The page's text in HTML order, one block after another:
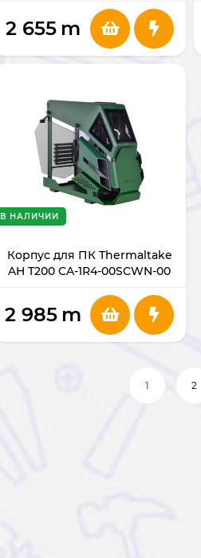
2 655 m
Корпус для ПК Thermaltake
AH T200 CA-1R4-00SCWN-00
В НАЛИЧИИ
2 985 m
1 2